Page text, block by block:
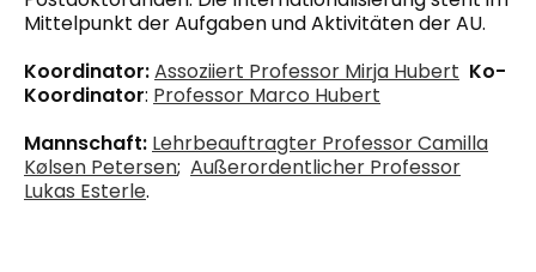
Mittelpunkt der Aufgaben und Aktivitäten der AU.
Koordinator:Assoziiert Professor Mirja Hubert Ko-
Koordinator: Professor Marco Hubert
Mannschaft: Lehrbeauftragter Professor Camilla
Kølsen Petersen; Außerordentlicher Professor
Lukas Esterle.